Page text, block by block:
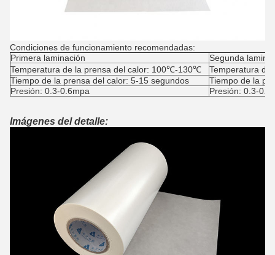
Condiciones de funcionamiento recomendadas:
Primera laminación
Segunda
Temperatura de la prensa del calor: 100℃-130℃
Temperatura
Tiempo de la prensa del calor: 5-15 segundos
Tiempo de la
Presión: 0.3-0.6mpa
Presión: 0.3-
Imágenes del detalle: